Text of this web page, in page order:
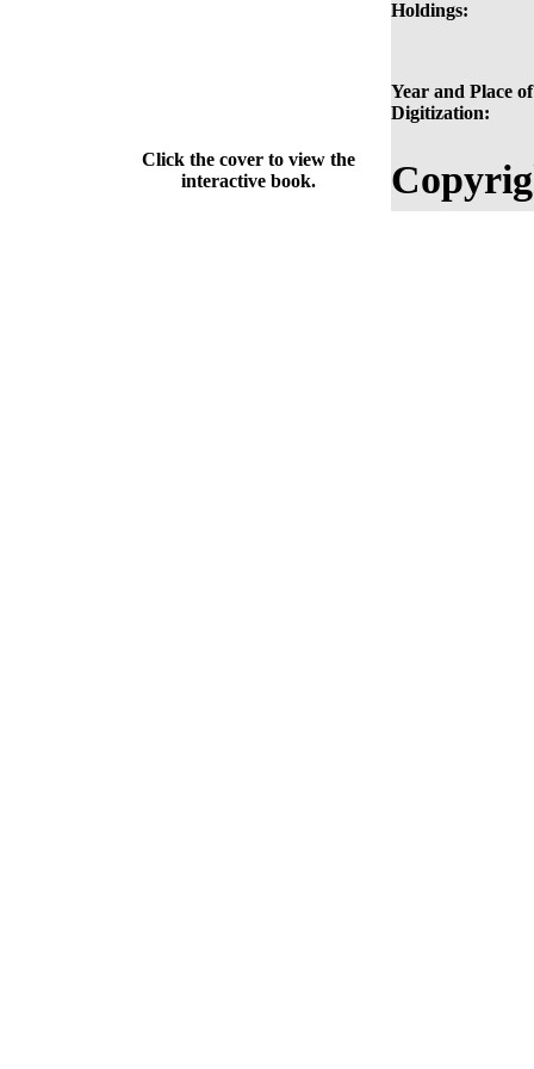
Holdings:
Year and Place of
Digitization:
Click the cover to view the
interactive book.